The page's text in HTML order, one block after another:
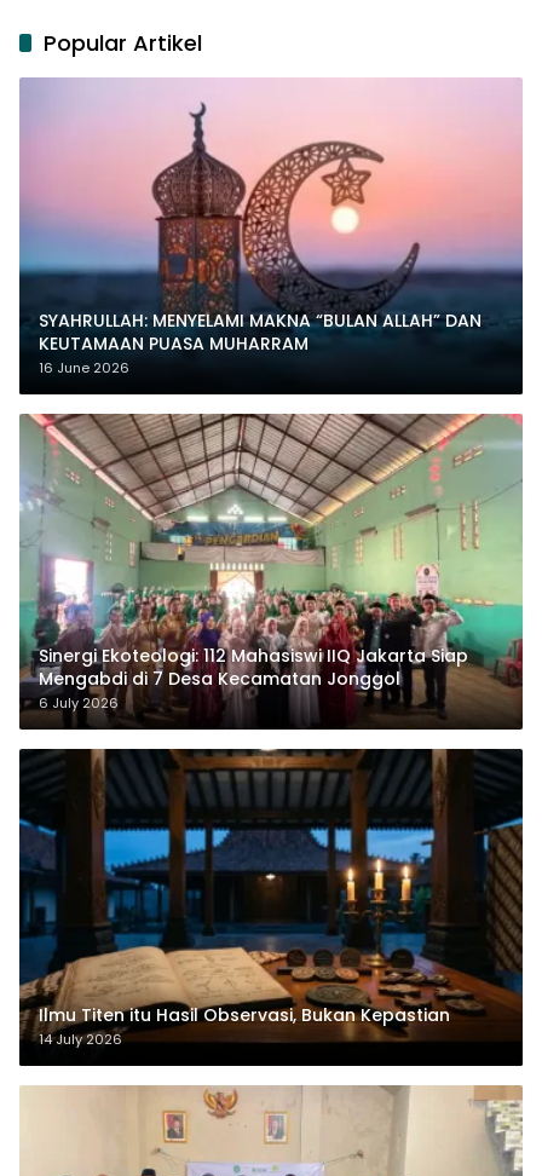
Popular Artikel
SYAHRULLAH: MENYELAMI MAKNA “BULAN ALLAH” DAN
KEUTAMAAN PUASA MUHARRAM
16 June 2026
‎Sinergi Ekoteologi: 112 Mahasiswi IIQ Jakarta Siap
Mengabdi di 7 Desa Kecamatan Jonggol
6 July 2026
Ilmu Titen itu Hasil Observasi, Bukan Kepastian
14 July 2026